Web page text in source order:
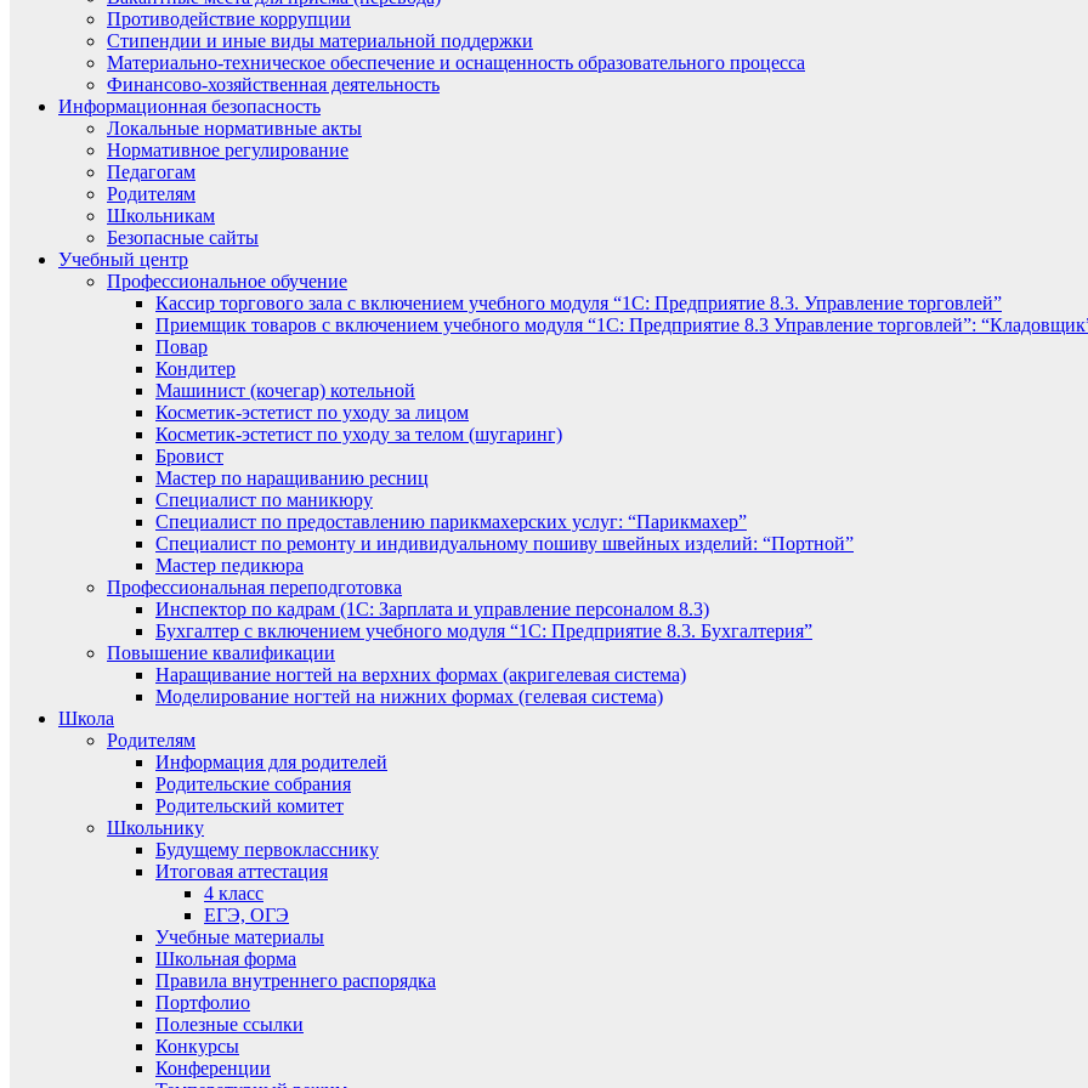
Противодействие коррупции
Стипендии и иные виды материальной поддержки
Материально-техническое обеспечение и оснащенность образовательного процесса
Финансово-хозяйственная деятельность
Информационная безопасность
Локальные нормативные акты
Нормативное регулирование
Педагогам
Родителям
Школьникам
Безопасные сайты
Учебный центр
Профессиональное обучение
Кассир торгового зала с включением учебного модуля “1С: Предприятие 8.3. Управление торговлей”
Приемщик товаров с включением учебного модуля “1С: Предприятие 8.3 Управление торговлей”:
Повар
Кондитер
Машинист (кочегар) котельной
Косметик-эстетист по уходу за лицом
Косметик-эстетист по уходу за телом (шугаринг)
Бровист
Мастер по наращиванию ресниц
Специалист по маникюру
Специалист по предоставлению парикмахерских услуг: “Парикмахер”
Специалист по ремонту и индивидуальному пошиву швейных изделий: “Портной”
Мастер педикюра
Профессиональная переподготовка
Инспектор по кадрам (1С: Зарплата и управление персоналом 8.3)
Бухгалтер с включением учебного модуля “1С: Предприятие 8.3. Бухгалтерия”
Повышение квалификации
Наращивание ногтей на верхних формах (акригелевая система)
Моделирование ногтей на нижних формах (гелевая система)
Школа
Родителям
Информация для родителей
Родительские собрания
Родительский комитет
Школьнику
Будущему первокласснику
Итоговая аттестация
4 класс
ЕГЭ, ОГЭ
Учебные материалы
Школьная форма
Правила внутреннего распорядка
Портфолио
Полезные ссылки
Конкурсы
Конференции